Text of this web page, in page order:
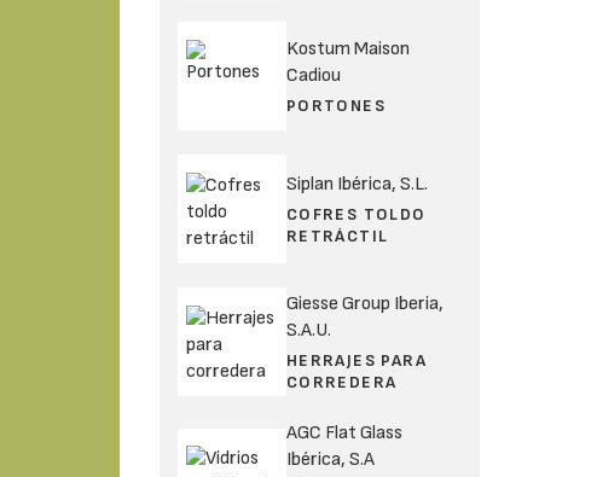
Kostum Maison
Cadiou
PORTONES
Siplan Ibérica, S.L.
COFRES TOLDO
RETRÁCTIL
Giesse Group Iberia,
S.A.U.
HERRAJES PARA
CORREDERA
AGC Flat Glass
Ibérica, S.A